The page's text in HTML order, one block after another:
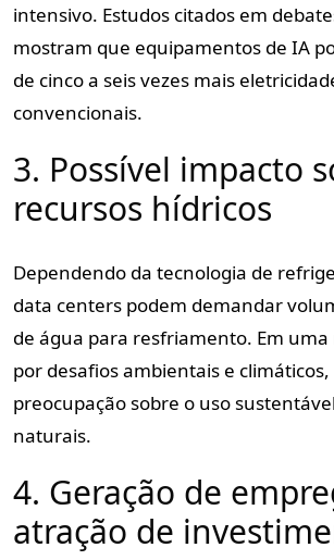
intensivo. Estudos citados em
mostram que equipamentos de IA
de cinco a seis vezes mais
convencionais.
3. Possível impacto
recursos hídricos
Dependendo da tecnologia de
data centers podem demandar
de água para resfriamento. Em
por desafios ambientais e climáticos,
preocupação sobre o uso
naturais.
4. Geração de
atração de